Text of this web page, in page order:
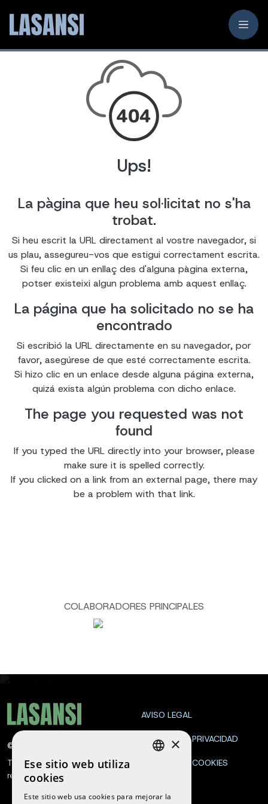
Ups!
La pàgina que heu sol·licitat no s'ha
trobat.
Si heu escrit la URL directament al vostre navegador, si
us plau, assegureu-vos que estigui correctament escrita.
Si feu clic en un enllaç des d'alguna pàgina externa,
potser existeixi algun problema amb aquest enllaç.
La página que ha solicitado no se ha
encontrado
Si escribió la URL directamente en su navegador, por
favor, asegúrese de que esté correctamente escrita.
Si hizo clic en un enlace desde alguna página externa,
quizá exista algún problema con dicho enlace.
The page you requested was not
found
If you typed the URL directly into your browser, please
make sure it is spelled correctly.
If you clicked on a link from an external page, there may
be a problem with that link.
COLABORADORES PRINCIPALES
©
Todos los derechos
reservados
AVISO LEGAL
POLÍTICA DE PRIVACIDAD
POLÍTICA DE COOKIES
×
Ese sitio web utiliza
cookies
Este sitio web usa cookies para mejorar la